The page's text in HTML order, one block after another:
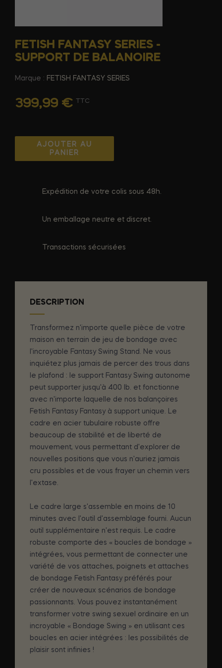
FETISH FANTASY SERIES -
SUPPORT DE BALANOIRE
Marque : FETISH FANTASY SERIES
399,99 € TTC
AJOUTER AU
PANIER
Expédition de votre colis sous 48h.
Un emballage neutre et discret.
Transactions sécurisées
DESCRIPTION
Transformez n'importe quelle pièce de votre
maison en terrain de jeu de bondage avec
l'incroyable Fantasy Swing Stand. Ne vous
inquiétez plus jamais de percer des trous dans
le plafond : le support Fantasy Swing autonome
peut supporter jusqu'à 400 lb. et fonctionne
avec n'importe laquelle de nos balançoires
Fetish Fantasy Fantasy à support unique. Le
cadre en acier tubulaire robuste offre
beaucoup de stabilité et de liberté de
mouvement, vous permettant d'explorer de
nouvelles positions que vous n'auriez jamais
cru possibles et de vous frayer un chemin vers
l'extase.
Le cadre large s'assemble en moins de 10
minutes avec l'outil d'assemblage fourni. Aucun
outil supplémentaire n'est requis. Le cadre
robuste comporte des « boucles de bondage »
intégrées, vous permettant de connecter une
variété de vos attaches, poignets et attaches
de bondage Fetish Fantasy préférés pour
créer de nouveaux scénarios de bondage
passionnants. Vous pouvez instantanément
transformer votre swing sexuel ordinaire en un
incroyable « Bondage Swing » en utilisant ces
boucles en acier intégrées : les possibilités de
plaisir sont infinies !